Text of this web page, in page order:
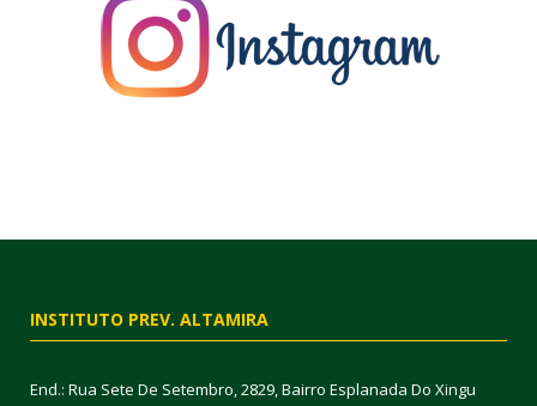
INSTITUTO PREV. ALTAMIRA
End.: Rua Sete De Setembro, 2829, Bairro Esplanada Do Xingu